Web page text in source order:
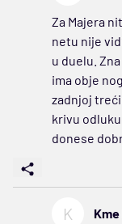
Za Majera
netu nije
u duelu.
ima obje
zadnjoj
krivu
donese
K